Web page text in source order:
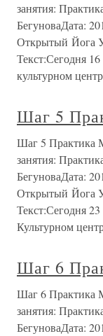
занятия:
БегуноваДата:
Открытый Йога
Текст:Сегодня
культурном
Шаг 5
Шаг 5 Практика
занятия:
БегуноваДата:
Открытый Йога
Текст:Сегодня
Культурном
Шаг 6
Шаг 6 Практика
занятия:
БегуноваДата: